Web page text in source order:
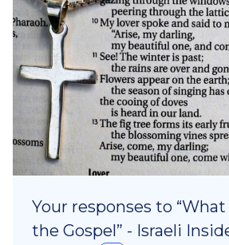
Your responses to
the Gospel” - Israeli